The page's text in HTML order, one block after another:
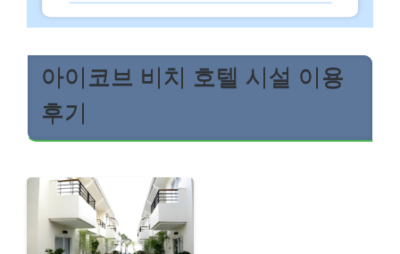
아이코브 비치 호텔 시설 이용
후기